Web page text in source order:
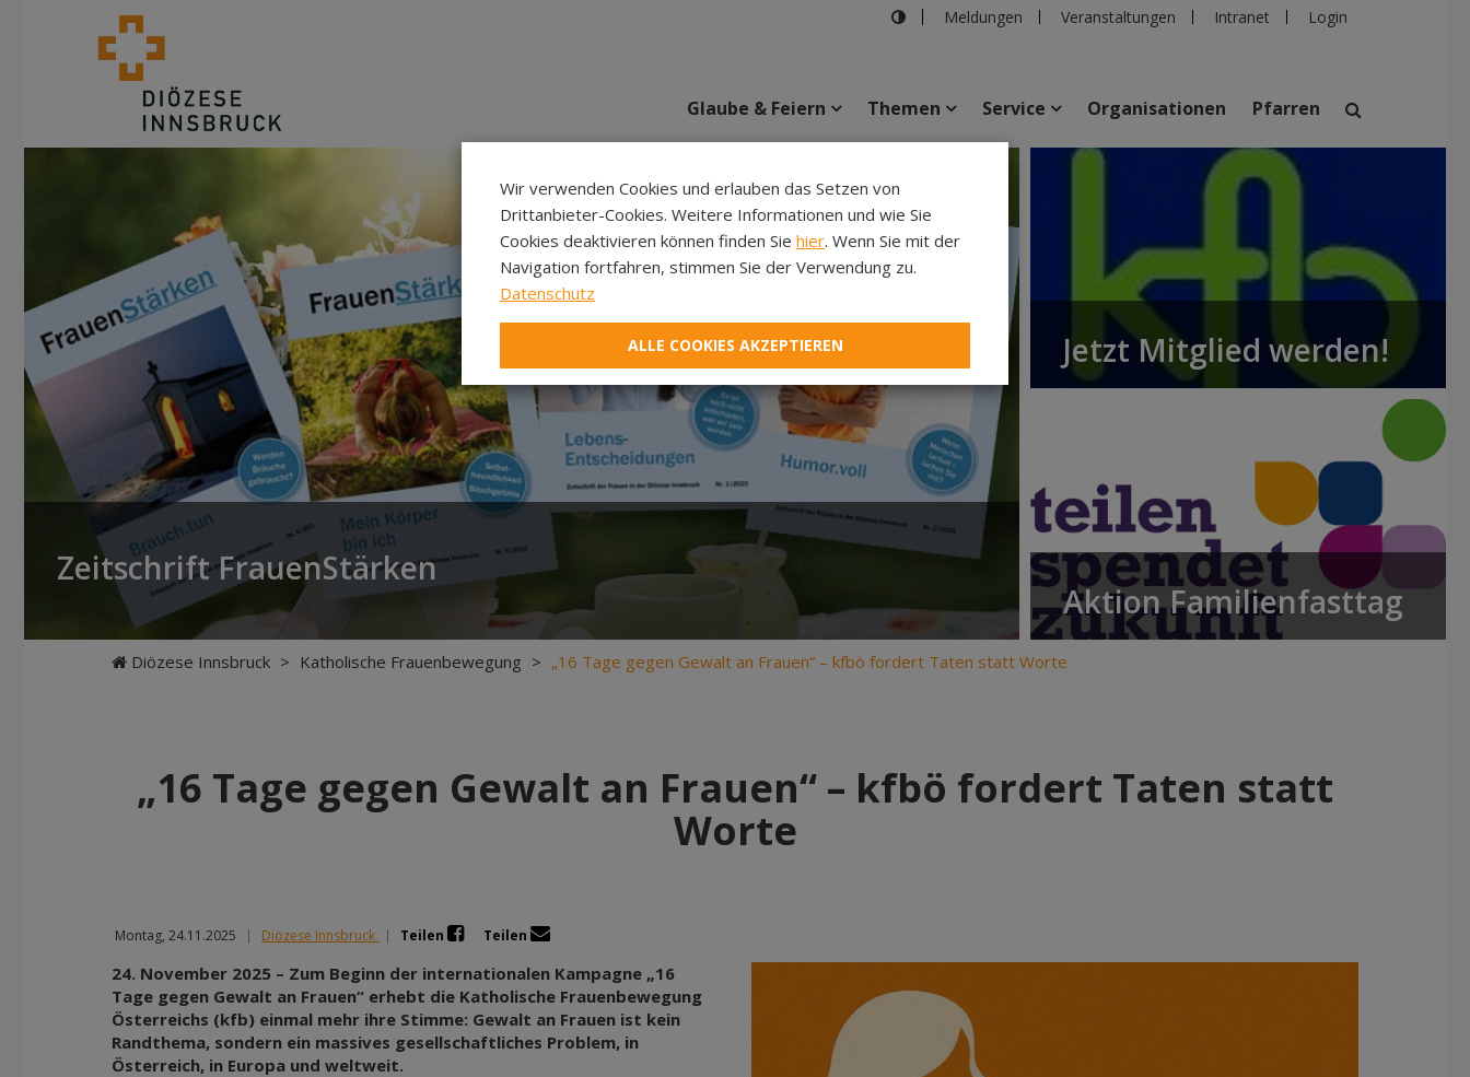
Meldungen Veranstaltungen Intranet Login
suchen
Veranstaltungen
Glaube & Feiern Themen Service Organisationen Pfarren
Zeitschrift FrauenStärken
Jetzt Mitglied werden!
Aktion Familienfasttag
Diözese Innsbruck > Katholische Frauenbewegung > „16 Tage gegen Gewalt an Frauen“ – kfbö fordert Taten statt Worte
„16 Tage gegen Gewalt an Frauen“ – kfbö fordert Taten statt
Worte
Montag, 24.11.2025 | Diözese Innsbruck | Teilen Teilen
24. November 2025 – Zum Beginn der internationalen Kampagne „16
Tage gegen Gewalt an Frauen“ erhebt die Katholische Frauenbewegung
Österreichs (kfb) einmal mehr ihre Stimme: Gewalt an Frauen ist kein
Randthema, sondern ein massives gesellschaftliches Problem, in
Österreich, in Europa und weltweit.
Wir verwenden Cookies und erlauben das Setzen von
Drittanbieter-Cookies. Weitere Informationen und wie Sie
Cookies deaktivieren können finden Sie hier. Wenn Sie mit der
Navigation fortfahren, stimmen Sie der Verwendung zu.
Datenschutz
ALLE COOKIES AKZEPTIEREN